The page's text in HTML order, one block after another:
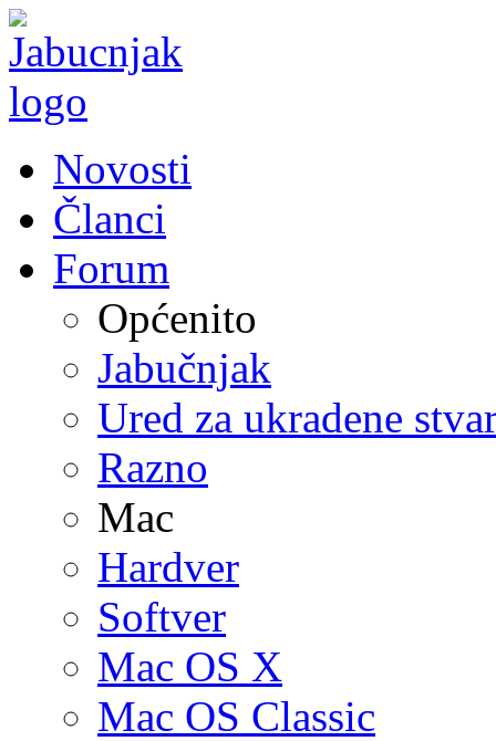
Novosti
Članci
Forum
Općenito
Jabučnjak
Ured za ukradene
Razno
Mac
Hardver
Softver
Mac OS X
Mac OS Classic